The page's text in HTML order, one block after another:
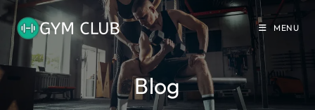
Skip
to
content
MENU
Blog